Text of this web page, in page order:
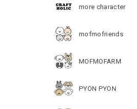
more character
mofmofriends
MOFMOFARM
PYON PYON